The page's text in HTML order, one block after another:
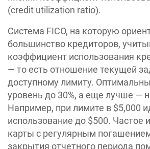
(credit utilization ratio).
Система FICO, на которую
большинство кредиторов,
коэффициент использования
— то есть отношение текущей
доступному лимиту.
уровень до 30%, а еще лучше —
Например, при лимите в $5,000
использование до $500. Частое
карты с регулярным
закрытия отчетного периода